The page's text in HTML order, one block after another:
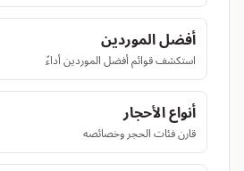
أفضل الموردين
استكشف قوائم أفضل الموردين أداءً
أنواع الأحجار
قارن فئات الحجر وخصائصه